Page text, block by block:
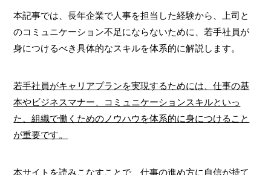
本記事では、長年企業で人事を担当した経験から、上司と
のコミュニケーション不足にならないために、若手社員が
身につけるべき具体的なスキルを体系的に解説します。
若手社員がキャリアプランを実現するためには、仕事の基
本やビジネスマナー、コミュニケーションスキルといっ
た、組織で働くためのノウハウを体系的に身につけること
が重要です。
本サイトを読みこなすことで、仕事の進め方に自信が持て